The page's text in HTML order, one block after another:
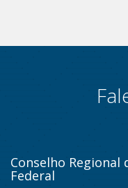
Conselho
Federal